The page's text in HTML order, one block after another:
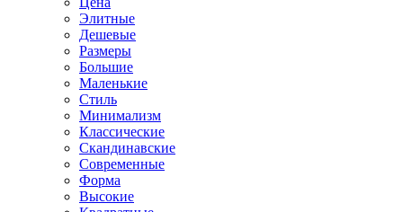
Элитные
Дешевые
Размеры
Большие
Маленькие
Стиль
Минимализм
Классические
Скандинавские
Современные
Форма
Высокие